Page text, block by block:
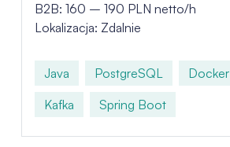
B2B: 160 – 190 PLN netto/h
Lokalizacja: Zdalnie
Java PostgreSQL
Docker
Kafka
Spring Boot